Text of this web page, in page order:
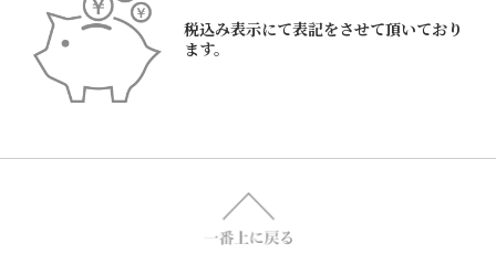
税込み表示にて表記をさせて頂いており
ます。